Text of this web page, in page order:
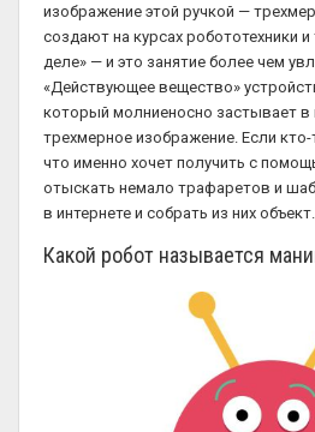
изображение этой ручкой —
создают на курсах робототехники
деле» — и это занятие более чем
«Действующее вещество»
который молниеносно застывает в
трехмерное изображение. Если
что именно хочет получить с
отыскать немало трафаретов и
в интернете и собрать из них объект.
Какой робот называется